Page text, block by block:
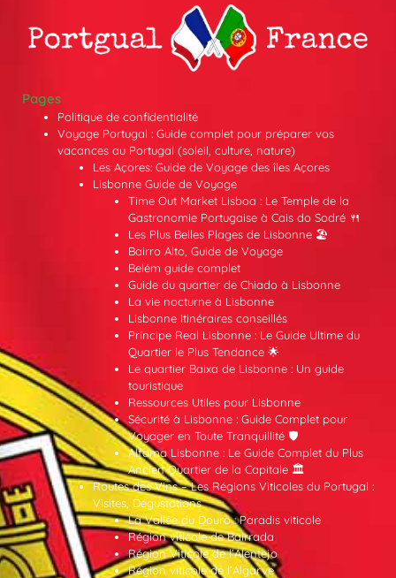
Pages
Politique de confidentialité
Voyage Portugal : Guide complet pour préparer vos
vacances au Portugal (soleil, culture, nature)
Les Açores: Guide de Voyage des îles Açores
Lisbonne Guide de Voyage
Time Out Market Lisboa : Le Temple de la
Gastronomie Portugaise à Cais do Sodré 🍴
Les Plus Belles Plages de Lisbonne 🏖️
Bairro Alto, Guide de Voyage
Belém guide complet
Guide du quartier de Chiado à Lisbonne
La vie nocturne à Lisbonne
Lisbonne Itinéraires conseillés
Príncipe Real Lisbonne : Le Guide Ultime du
Quartier le Plus Tendance 🌟
Le quartier Baixa de Lisbonne : Un guide
touristique
Ressources Utiles pour Lisbonne
Sécurité à Lisbonne : Guide Complet pour
Voyager en Toute Tranquillité 🛡️
Alfama Lisbonne : Le Guide Complet du Plus
Ancien Quartier de la Capitale 🏛️
Routes des Vins – Les Régions Viticoles du Portugal :
Visites, Dégustations
La Vallée du Douro : Paradis viticole
Région viticole de Bairrada
Région Viticole de l’Alentejo
Région viticole de l’Algarve